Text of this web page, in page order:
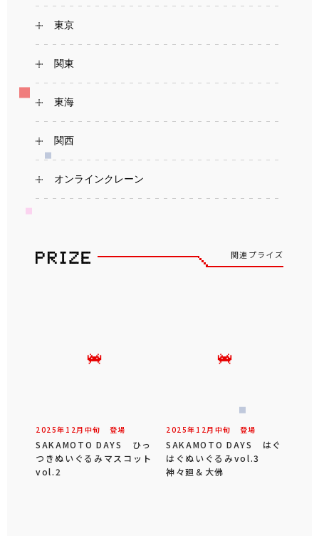
東京
関東
東海
関西
オンラインクレーン
関連プライズ
2025年 12 月 中旬 登場
SAKAMOTO DAYS ひっ
つきぬいぐるみマスコット
vol.2
2025年 12 月 中旬 登場
SAKAMOTO DAYS はぐ
はぐぬいぐるみvol.3
神々廻＆大佛